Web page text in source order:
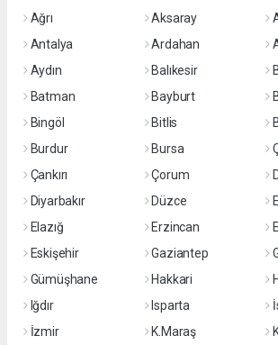
Ağrı
Aksaray
Antalya
Ardahan
Aydın
Balıkesir
Batman
Bayburt
Bingöl
Bitlis
Burdur
Bursa
Çankırı
Çorum
Diyarbakır
Düzce
Elazığ
Erzincan
Eskişehir
Gaziantep
Gümüşhane
Hakkari
Iğdır
Isparta
İzmir
K.Maraş